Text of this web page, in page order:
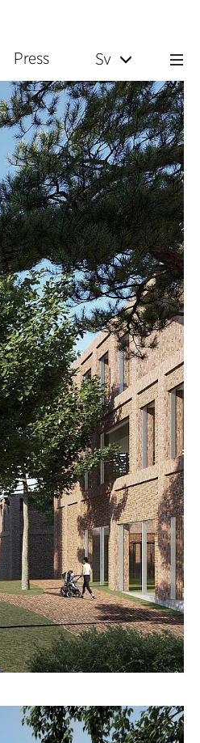
Press Sv